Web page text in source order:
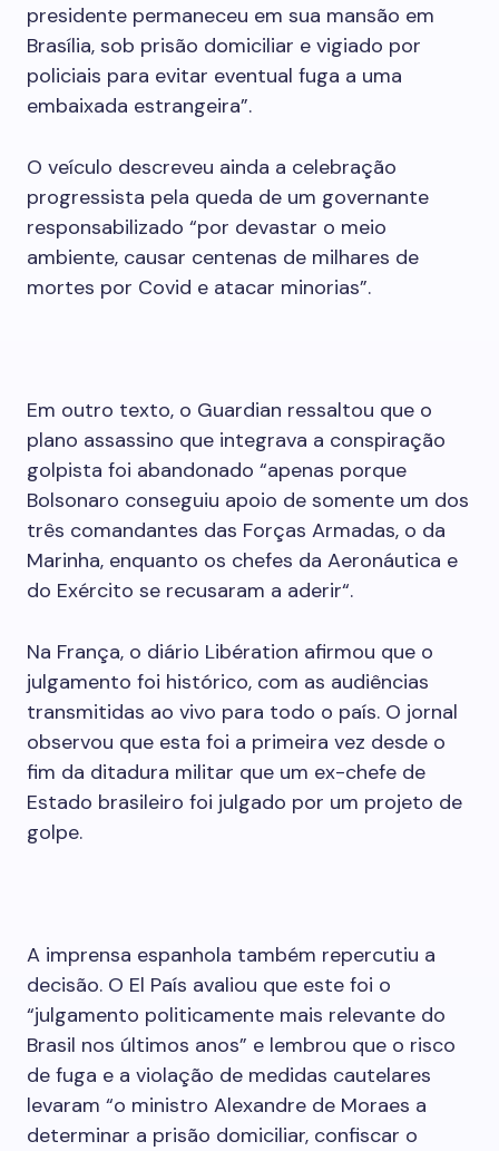
presidente permaneceu em sua mansão em
Brasília, sob prisão domiciliar e vigiado por
policiais para evitar eventual fuga a uma
embaixada estrangeira”.
O veículo descreveu ainda a celebração
progressista pela queda de um governante
responsabilizado “por devastar o meio
ambiente, causar centenas de milhares de
mortes por Covid e atacar minorias”.
Em outro texto, o Guardian ressaltou que o
plano assassino que integrava a conspiração
golpista foi abandonado “apenas porque
Bolsonaro conseguiu apoio de somente um dos
três comandantes das Forças Armadas, o da
Marinha, enquanto os chefes da Aeronáutica e
do Exército se recusaram a aderir“.
Na França, o diário Libération afirmou que o
julgamento foi histórico, com as audiências
transmitidas ao vivo para todo o país. O jornal
observou que esta foi a primeira vez desde o
fim da ditadura militar que um ex-chefe de
Estado brasileiro foi julgado por um projeto de
golpe.
A imprensa espanhola também repercutiu a
decisão. O El País avaliou que este foi o
“julgamento politicamente mais relevante do
Brasil nos últimos anos” e lembrou que o risco
de fuga e a violação de medidas cautelares
levaram “o ministro Alexandre de Moraes a
determinar a prisão domiciliar, confiscar o